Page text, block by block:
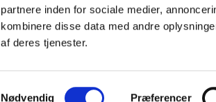
partnere inden for sociale medier,
kombinere disse data med andre
af deres tjenester.
Nødvendig Præferencer